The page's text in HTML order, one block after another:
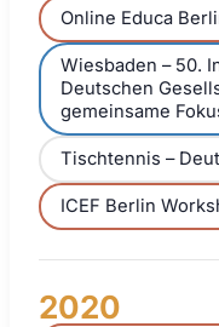
Online Educa
Wiesbaden – 50.
Deutschen
gemeinsame
Tischtennis –
ICEF Berlin
2020